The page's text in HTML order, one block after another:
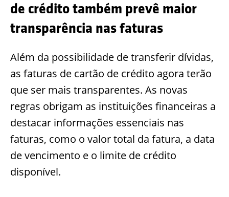
de crédito também prevê maior
transparência nas faturas
Além da possibilidade de transferir dívidas,
as faturas de cartão de crédito agora terão
que ser mais transparentes. As novas
regras obrigam as instituições financeiras a
destacar informações essenciais nas
faturas, como o valor total da fatura, a data
de vencimento e o limite de crédito
disponível.